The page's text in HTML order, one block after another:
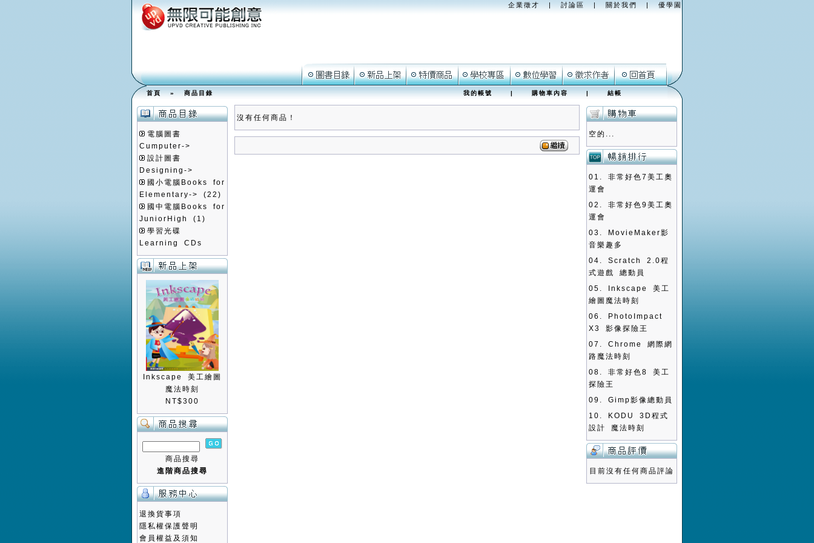
企業徵才 | 討論區 | 關於我們 | 優學園
首頁»商品目錄 我的帳號|購物車內容|結帳
電腦圖書
Cumputer->
設計圖書
Designing->
國小電腦Books for
Elementary->
(22)
國中電腦Books for
JuniorHigh
(1)
學習光碟
Learning CDs
Inkscape 美工繪圖
魔法時刻
NT$300
商品搜尋
進階商品搜尋
退換貨事項
隱私權保護聲明
會員權益及須知
沒有任何商品！
空的...
01. 非常好色7美工奧
運會
02. 非常好色9美工奧
運會
03.
MovieMaker影
音樂趣多
04. Scratch 2.0程
式遊戲 總動員
05.
Inkscape 美工
繪圖魔法時刻
06.
PhotoImpact
X3 影像探險王
07. Chrome 網際網
路魔法時刻
08. 非常好色8 美工
探險王
09. Gimp影像總動員
10.
KODU 3D程式
設計 魔法時刻
目前沒有任何商品評論